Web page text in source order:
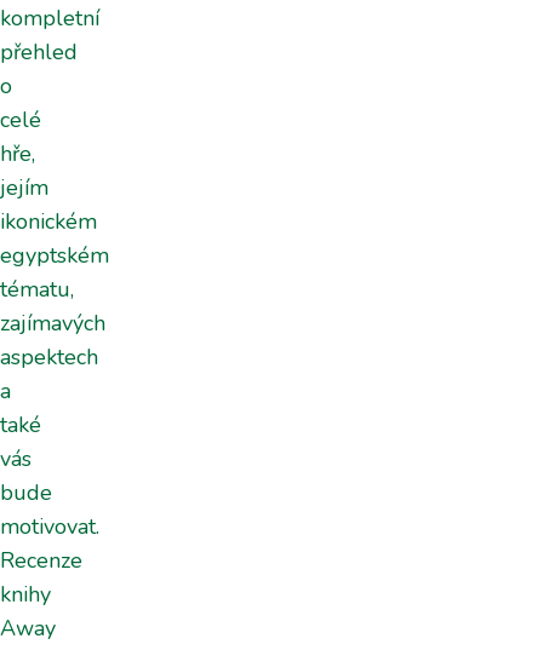
kompletní
přehled
o
celé
hře,
jejím
ikonickém
egyptském
tématu,
zajímavých
aspektech
a
také
vás
bude
motivovat.
Recenze
knihy
Away